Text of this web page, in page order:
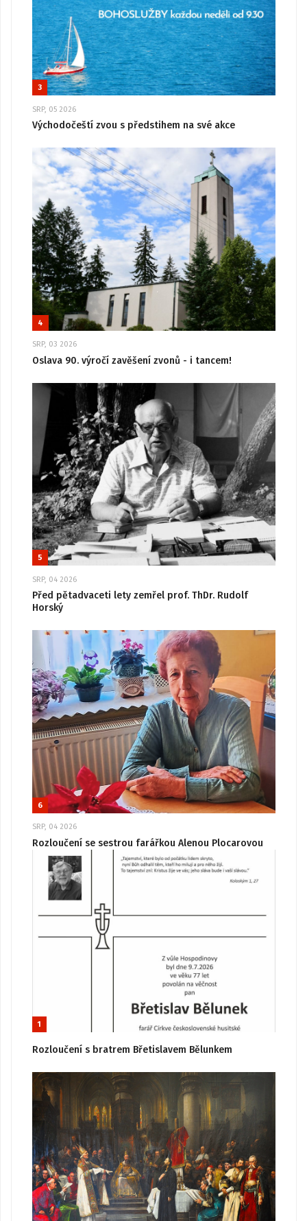
3
SRP, 05 2026
Východočeští zvou s předstihem na své akce
4
SRP, 03 2026
Oslava 90. výročí zavěšení zvonů - i tancem!
5
SRP, 04 2026
Před pětadvaceti lety zemřel prof. ThDr. Rudolf
Horský
6
SRP, 04 2026
Rozloučení se sestrou farářkou Alenou Plocarovou
1
Rozloučení s bratrem Břetislavem Bělunkem